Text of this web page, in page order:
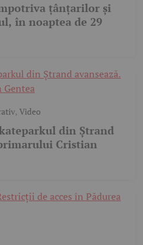
țânțarilor și
în noaptea de 29
, Video
din Ștrand
Cristian